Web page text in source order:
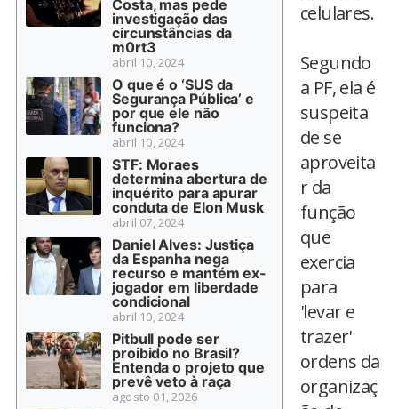
Costa, mas pede
investigação das
circunstâncias da
m0rt3
abril 10, 2024
O que é o ‘SUS da
Segurança Pública’ e
por que ele não
funciona?
abril 10, 2024
STF: Moraes
determina abertura de
inquérito para apurar
conduta de Elon Musk
abril 07, 2024
Daniel Alves: Justiça
da Espanha nega
recurso e mantém ex-
jogador em liberdade
condicional
abril 10, 2024
Pitbull pode ser
proibido no Brasil?
Entenda o projeto que
prevê veto à raça
agosto 01, 2026
celulares.
Segundo
a PF, ela é
suspeita
de se
aproveita
r da
função
que
exercia
para
'levar e
trazer'
ordens da
organizaç